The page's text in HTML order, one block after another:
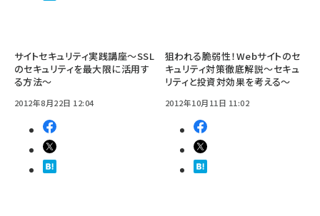
サイトセキュリティ実践講座～SSL
のセキュリティを最大限に活用す
る方法～
2012年8月22日 12:04
狙われる脆弱性！Webサイトのセ
キュリティ対策徹底解説～セキュ
リティと投資対効果を考える～
2012年10月11日 11:02